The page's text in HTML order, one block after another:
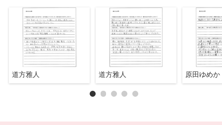
道方雅人 道方雅人 原田ゆめか